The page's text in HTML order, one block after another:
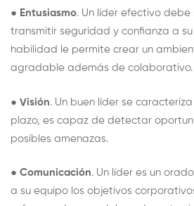
● Entusiasmo. Un líder efectivo
transmitir seguridad y confianza a
habilidad le permite crear un
agradable además de colaborativo.
● Visión. Un buen líder se
plazo, es capaz de detectar
posibles amenazas.
● Comunicación. Un líder es un
a su equipo los objetivos